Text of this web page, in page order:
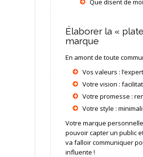
Que disent de
Élaborer la «
marque
En amont de toute
Vos valeurs :
Votre vision :
Votre promesse :
Votre style :
Votre marque personnelle
pouvoir capter un public
va falloir communiquer
influente !